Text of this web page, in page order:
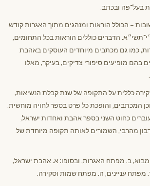
בעל־פה ובכתב.
– הכולל הוראות ומנהגים מתוך האגרות קודש
הדברים כוללים הוראות בכל התחומים,
כמו גם מכתבים מיוחדים העוסקים באהבת
בהם מופיעים סיפורי צדיקים, בעיקר, מאלו
כללית על התקופה של שנת קבלת הנשיאות,
המכתבים, והופכת כל פרט בספר לחויה מוחשית.
כחוט השני בספר אהבת ואחדות ישראל,
מהרבי, השמורים לאותה תקופה מיוחדת של
ב. מפתח האגרות, ובסופו: א. אהבת ישראל,
מפתח עניינים, ה. מפתח שמות וסקירה.